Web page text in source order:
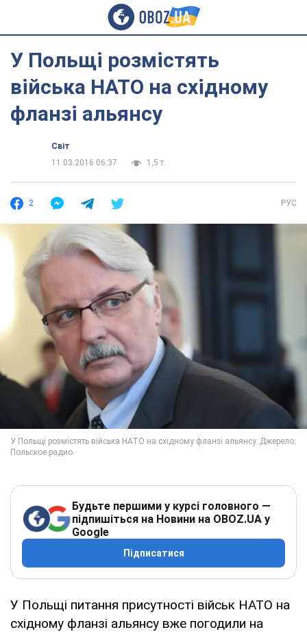
У Польщі розмістять
війська НАТО на східному
фланзі альянсу
Світ
11.03.2016 06:37
1,5 т.
2 РУС
Будьте першими у курсі головного —
підпишіться на Новини на OBOZ.UA у
Google
Підписатися
У Польщі питання присутності військ НАТО на
східному фланзі альянсу вже погодили на